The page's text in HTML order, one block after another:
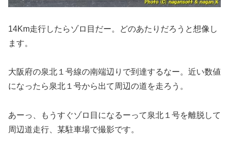
14Km走行したらゾロ目だー。どのあたりだろうと想像し
ます。
大阪府の泉北１号線の南端辺りで到達するなー。近い数値
になったら泉北１号から出て周辺の道を走ろう。
あーっ、もうすぐゾロ目になるーって泉北１号を離脱して
周辺道走行、某駐車場で撮影です。